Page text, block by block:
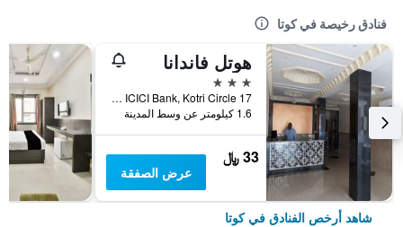
فنادق رخيصة في كوتا
هوتل فاندانا
3 نجوم
17 Near ICICI Bank, Kotri Circle, كوتا, الهند
1.6 كيلومتر عن وسط المدينة
33 ﷼
عرض الصفقة
شاهد أرخص الفنادق في كوتا